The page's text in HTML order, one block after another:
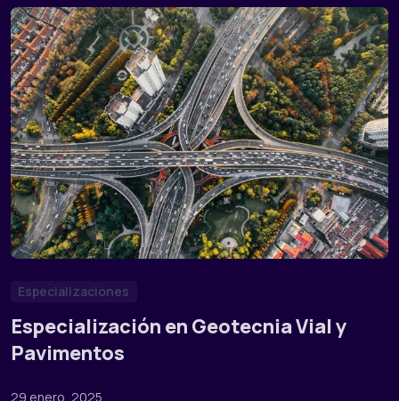
Especializaciones
Especialización en Geotecnia Vial y
Pavimentos
29 enero, 2025